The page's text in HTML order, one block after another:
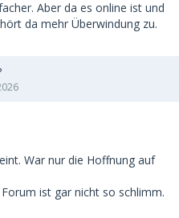
Aber da es online ist und
da mehr Überwindung zu.
War nur die Hoffnung auf
ist gar nicht so schlimm.